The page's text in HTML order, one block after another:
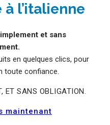
à l’italienne
et sans
en quelques clics, pour
toute confiance.
ET SANS OBLIGATION.
maintenant